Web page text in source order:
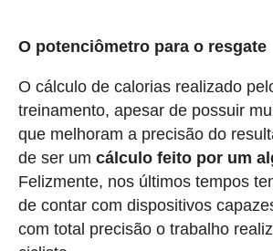
O potenciômetro para o resgate
O cálculo de calorias realizado
treinamento, apesar de possuir
que melhoram a precisão do
de ser um cálculo feito por um
Felizmente, nos últimos tempos
de contar com dispositivos
com total precisão o trabalho